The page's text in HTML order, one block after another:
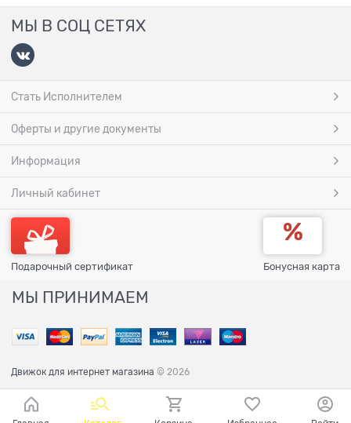
МЫ В СОЦ СЕТЯХ
Стать Исполнителем
Оферты и другие документы
Информация
Личный кабинет
Подарочный сертификат Бонусная карта
МЫ ПРИНИМАЕМ
Движок для интернет магазина © 2026